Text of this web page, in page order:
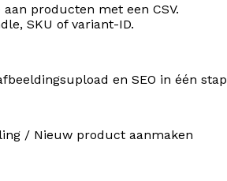
producten met een CSV.
SKU of variant-ID.
en SEO in één stap
/ Nieuw product aanmaken